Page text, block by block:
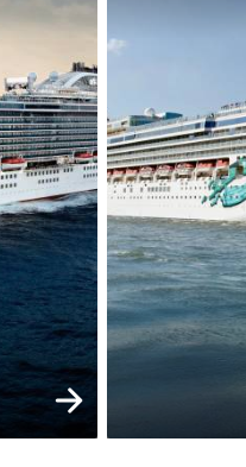
Varaa nyt